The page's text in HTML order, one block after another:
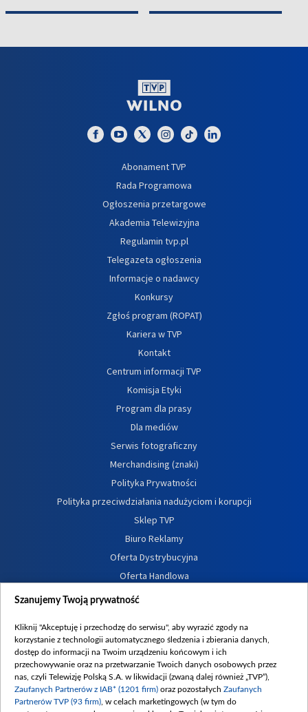
Abonament TVP
Rada Programowa
Ogłoszenia przetargowe
Akademia Telewizyjna
Regulamin tvp.pl
Telegazeta ogłoszenia
Informacje o nadawcy
Konkursy
Zgłoś program (ROPAT)
Kariera w TVP
Kontakt
Centrum informacji TVP
Komisja Etyki
Program dla prasy
Dla mediów
Serwis fotograficzny
Merchandising (znaki)
Polityka Prywatności
Polityka przeciwdziałania nadużyciom i korupcji
Sklep TVP
Biuro Reklamy
Oferta Dystrybucyjna
Oferta Handlowa
Dostępność
Procedura zgłoszeń wewnętrznych
Szanujemy Twoją prywatność
Kliknij "Akceptuję i przechodzę do serwisu", aby wyrazić zgody na
korzystanie z technologii automatycznego śledzenia i zbierania danych,
dostęp do informacji na Twoim urządzeniu końcowym i ich
przechowywanie oraz na przetwarzanie Twoich danych osobowych przez
nas, czyli Telewizję Polską S.A. w likwidacji (zwaną dalej również „TVP”),
Zaufanych Partnerów z IAB* (1201 firm) oraz pozostałych Zaufanych
Partnerów TVP (93 firm) , w celach marketingowych (w tym do